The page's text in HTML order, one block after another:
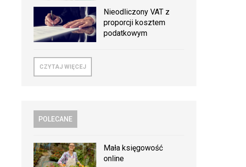
Nieodliczony VAT z
proporcji kosztem
podatkowym
CZYTAJ WIĘCEJ
POLECANE
Mała księgowość
online